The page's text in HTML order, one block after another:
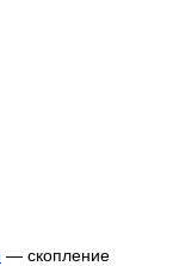
— скопление